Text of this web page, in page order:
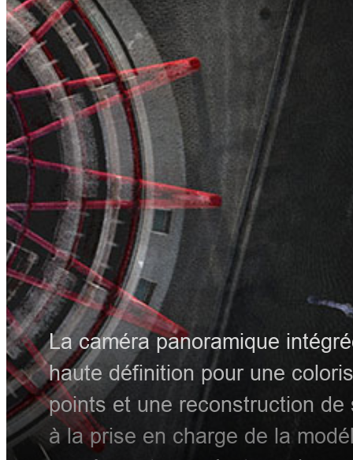
La caméra panoramique
haute définition pour une
points et une reconstruction
à la prise en charge de la